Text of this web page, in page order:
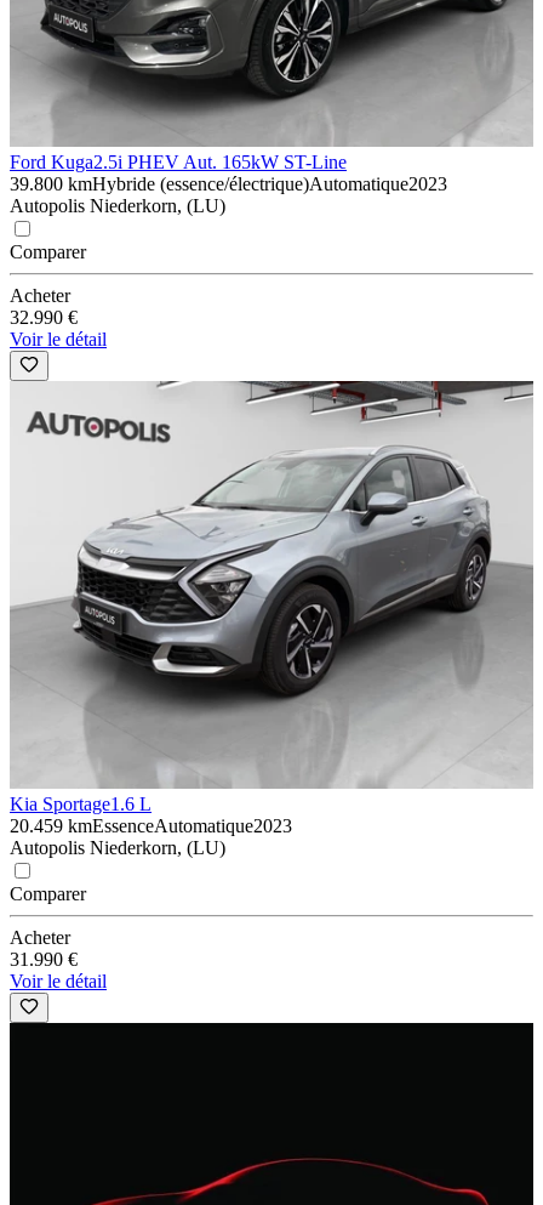
Ford Kuga2.5i PHEV Aut. 165kW ST-Line
39.800 kmHybride (essence/électrique)Automatique2023
Autopolis Niederkorn, (LU)
Comparer
Acheter
32.990 €
Voir le détail
Kia Sportage1.6 L
20.459 kmEssenceAutomatique2023
Autopolis Niederkorn, (LU)
Comparer
Acheter
31.990 €
Voir le détail